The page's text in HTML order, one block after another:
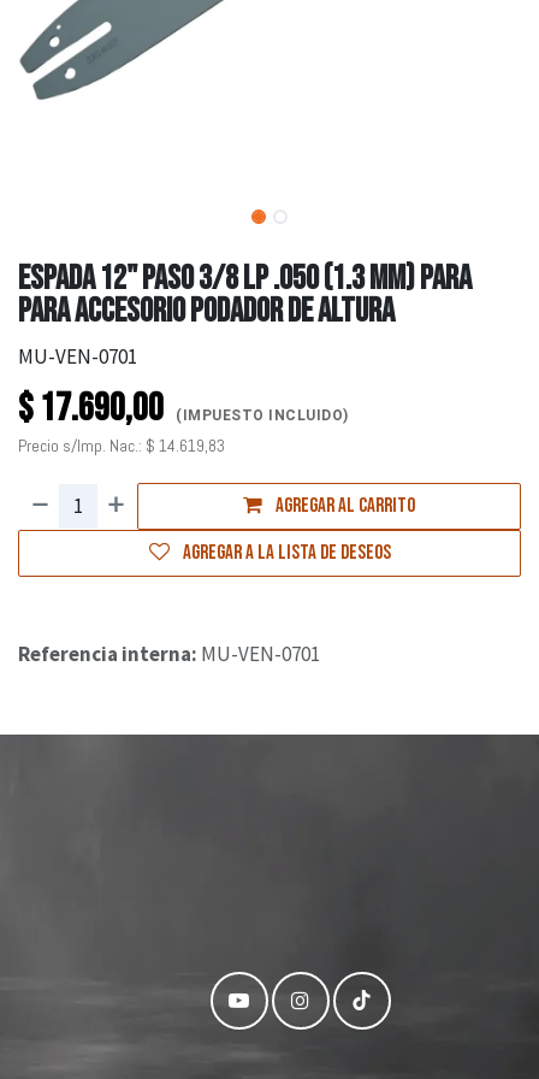
ESPADA 12" PASO 3/8 LP .050 (1.3 mm) PARA
PARA ACCESORIO PODADOR DE ALTURA
MU-VEN-0701
$17.690,00 (IMPUESTO INCLUIDO)
Precio s/Imp. Nac.: $ 14.619,83
Agregar al carrito
Agregar a la lista de deseos
Referencia interna: MU-VEN-0701